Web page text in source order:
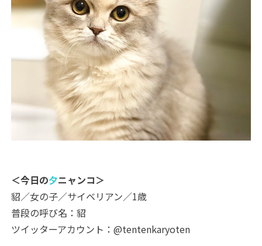
＜今日の夕ニャンコ＞
貂／女の子／サイベリアン／1歳
普段の呼び名：貂
ツイッターアカウント：@tentenkaryoten